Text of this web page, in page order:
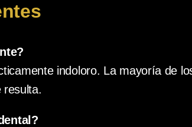
indoloro. La mayoría de
resulta.